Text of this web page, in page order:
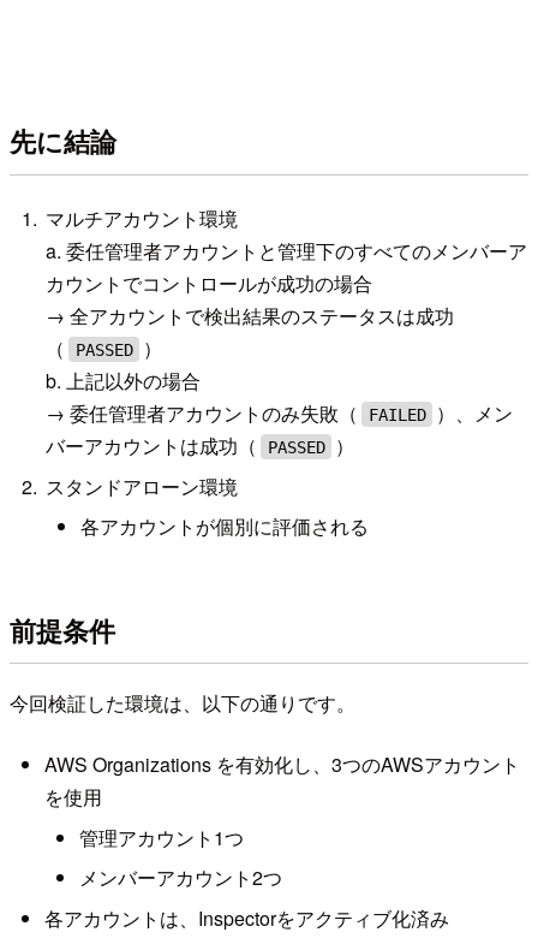
先に結論
マルチアカウント環境
a. 委任管理者アカウントと管理下のすべてのメンバーア
カウントでコントロールが成功の場合
→ 全アカウントで検出結果のステータスは成功
（
PASSED
）
b. 上記以外の場合
→ 委任管理者アカウントのみ失敗（
FAILED
）、メン
バーアカウントは成功（
PASSED
）
スタンドアローン環境
各アカウントが個別に評価される
前提条件
今回検証した環境は、以下の通りです。
AWS Organizations を有効化し、3つのAWSアカウント
を使用
管理アカウント1つ
メンバーアカウント2つ
各アカウントは、Inspectorをアクティブ化済み